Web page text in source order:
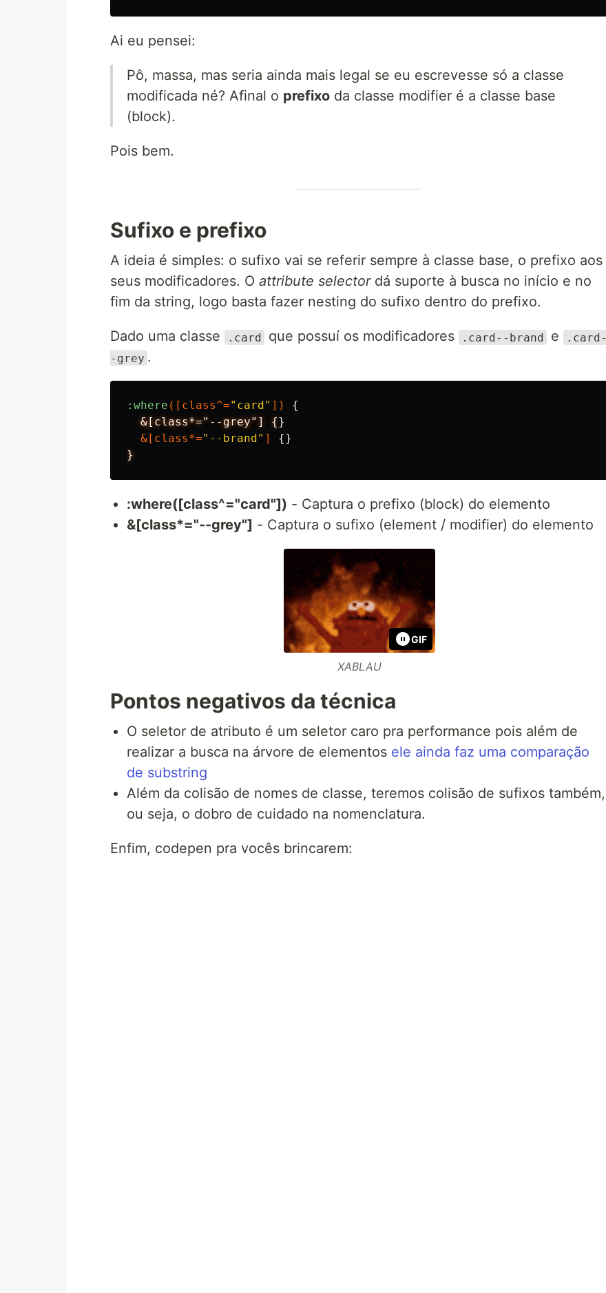
Ai eu pensei:
Pô, massa, mas seria ainda mais legal se eu escrevesse só a classe
modificada né? Afinal o prefixo da classe modifier é a classe base
(block).
Pois bem.
Sufixo e prefixo
A ideia é simples: o sufixo vai se referir sempre à classe base, o prefixo aos
seus modificadores. O attribute selectordá suporte à busca no início e no
fim da string, logo basta fazer nesting do sufixo dentro do prefixo.
Dado uma classe .card que possuí os modificadores .card--brand e
.card-
-grey .
:where ([ class^="card" ])
{
&[class*="--grey"]
{}
&[ class*="--brand" ]
{}
}
:where([class^="card"]) - Captura o prefixo (block) do elemento
&[class*="--grey"] - Captura o sufixo (element / modifier) do elemento
GIF
XABLAU
Pontos negativos da técnica
O seletor de atributo é um seletor caro pra performance pois além de
realizar a busca na árvore de elementos ele ainda faz uma comparação
de substring
Além da colisão de nomes de classe, teremos colisão de sufixos também,
ou seja, o dobro de cuidado na nomenclatura.
Enfim, codepen pra vocês brincarem: